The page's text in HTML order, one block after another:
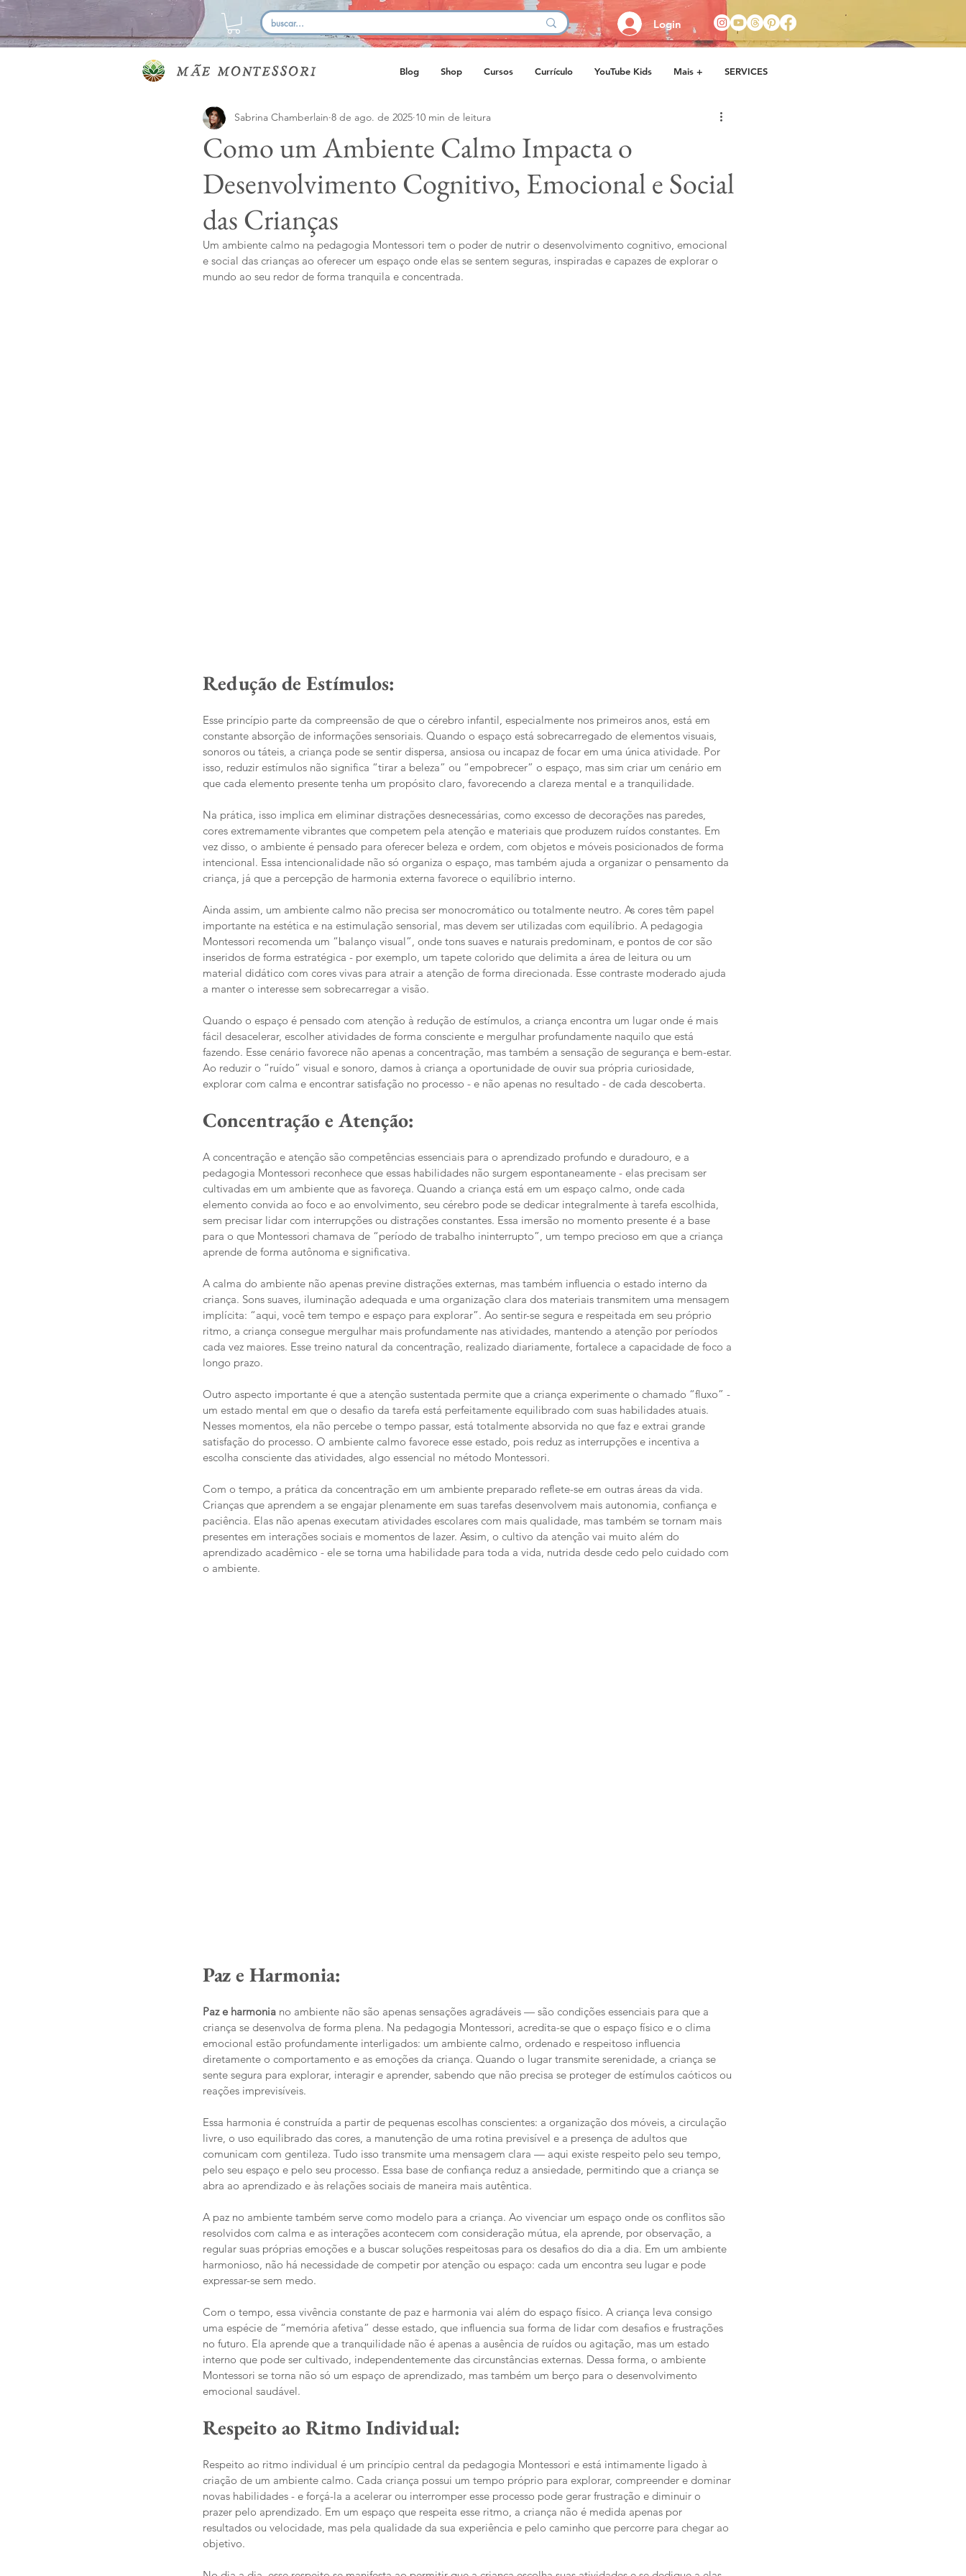
Login
Blog Shop Cursos Currículo YouTube Kids Mais + SERVICES
Como um Ambiente Calmo Impacta o
Desenvolvimento Cognitivo, Emocional e Social
das Crianças
Sabrina Chamberlain 8 de ago. de 2025 10 min de leitura
Um ambiente calmo na pedagogia Montessori tem o poder de nutrir o desenvolvimento cognitivo, emocional
e social das crianças ao oferecer um espaço onde elas se sentem seguras, inspiradas e capazes de explorar o
mundo ao seu redor de forma tranquila e concentrada.
Redução de Estímulos:
Esse princípio parte da compreensão de que o cérebro infantil, especialmente nos primeiros anos, está em
constante absorção de informações sensoriais. Quando o espaço está sobrecarregado de elementos visuais,
sonoros ou táteis, a criança pode se sentir dispersa, ansiosa ou incapaz de focar em uma única atividade. Por
isso, reduzir estímulos não significa “tirar a beleza” ou “empobrecer” o espaço, mas sim criar um cenário em
que cada elemento presente tenha um propósito claro, favorecendo a clareza mental e a tranquilidade.
Na prática, isso implica em eliminar distrações desnecessárias, como excesso de decorações nas paredes,
cores extremamente vibrantes que competem pela atenção e materiais que produzem ruídos constantes. Em
vez disso, o ambiente é pensado para oferecer beleza e ordem, com objetos e móveis posicionados de forma
intencional. Essa intencionalidade não só organiza o espaço, mas também ajuda a organizar o pensamento da
criança, já que a percepção de harmonia externa favorece o equilíbrio interno.
Ainda assim, um ambiente calmo não precisa ser monocromático ou totalmente neutro. As cores têm papel
importante na estética e na estimulação sensorial, mas devem ser utilizadas com equilíbrio. A pedagogia
Montessori recomenda um “balanço visual”, onde tons suaves e naturais predominam, e pontos de cor são
inseridos de forma estratégica - por exemplo, um tapete colorido que delimita a área de leitura ou um
material didático com cores vivas para atrair a atenção de forma direcionada. Esse contraste moderado ajuda
a manter o interesse sem sobrecarregar a visão.
Quando o espaço é pensado com atenção à redução de estímulos, a criança encontra um lugar onde é mais
fácil desacelerar, escolher atividades de forma consciente e mergulhar profundamente naquilo que está
fazendo. Esse cenário favorece não apenas a concentração, mas também a sensação de segurança e bem-estar.
Ao reduzir o “ruído” visual e sonoro, damos à criança a oportunidade de ouvir sua própria curiosidade,
explorar com calma e encontrar satisfação no processo - e não apenas no resultado - de cada descoberta.
Concentração e Atenção:
A concentração e atenção são competências essenciais para o aprendizado profundo e duradouro, e a
pedagogia Montessori reconhece que essas habilidades não surgem espontaneamente - elas precisam ser
cultivadas em um ambiente que as favoreça. Quando a criança está em um espaço calmo, onde cada
elemento convida ao foco e ao envolvimento, seu cérebro pode se dedicar integralmente à tarefa escolhida,
sem precisar lidar com interrupções ou distrações constantes. Essa imersão no momento presente é a base
para o que Montessori chamava de “período de trabalho ininterrupto”, um tempo precioso em que a criança
aprende de forma autônoma e significativa.
A calma do ambiente não apenas previne distrações externas, mas também influencia o estado interno da
criança. Sons suaves, iluminação adequada e uma organização clara dos materiais transmitem uma mensagem
implícita: “aqui, você tem tempo e espaço para explorar”. Ao sentir-se segura e respeitada em seu próprio
ritmo, a criança consegue mergulhar mais profundamente nas atividades, mantendo a atenção por períodos
cada vez maiores. Esse treino natural da concentração, realizado diariamente, fortalece a capacidade de foco a
longo prazo.
Outro aspecto importante é que a atenção sustentada permite que a criança experimente o chamado “fluxo” -
um estado mental em que o desafio da tarefa está perfeitamente equilibrado com suas habilidades atuais.
Nesses momentos, ela não percebe o tempo passar, está totalmente absorvida no que faz e extrai grande
satisfação do processo. O ambiente calmo favorece esse estado, pois reduz as interrupções e incentiva a
escolha consciente das atividades, algo essencial no método Montessori.
Com o tempo, a prática da concentração em um ambiente preparado reflete-se em outras áreas da vida.
Crianças que aprendem a se engajar plenamente em suas tarefas desenvolvem mais autonomia, confiança e
paciência. Elas não apenas executam atividades escolares com mais qualidade, mas também se tornam mais
presentes em interações sociais e momentos de lazer. Assim, o cultivo da atenção vai muito além do
aprendizado acadêmico - ele se torna uma habilidade para toda a vida, nutrida desde cedo pelo cuidado com
o ambiente.
Paz e Harmonia:
Paz e harmonia no ambiente não são apenas sensações agradáveis — são condições essenciais para que a
criança se desenvolva de forma plena. Na pedagogia Montessori, acredita-se que o espaço físico e o clima
emocional estão profundamente interligados: um ambiente calmo, ordenado e respeitoso influencia
diretamente o comportamento e as emoções da criança. Quando o lugar transmite serenidade, a criança se
sente segura para explorar, interagir e aprender, sabendo que não precisa se proteger de estímulos caóticos ou
reações imprevisíveis.
Essa harmonia é construída a partir de pequenas escolhas conscientes: a organização dos móveis, a circulação
livre, o uso equilibrado das cores, a manutenção de uma rotina previsível e a presença de adultos que
comunicam com gentileza. Tudo isso transmite uma mensagem clara — aqui existe respeito pelo seu tempo,
pelo seu espaço e pelo seu processo. Essa base de confiança reduz a ansiedade, permitindo que a criança se
abra ao aprendizado e às relações sociais de maneira mais autêntica.
A paz no ambiente também serve como modelo para a criança. Ao vivenciar um espaço onde os conflitos são
resolvidos com calma e as interações acontecem com consideração mútua, ela aprende, por observação, a
regular suas próprias emoções e a buscar soluções respeitosas para os desafios do dia a dia. Em um ambiente
harmonioso, não há necessidade de competir por atenção ou espaço: cada um encontra seu lugar e pode
expressar-se sem medo.
Com o tempo, essa vivência constante de paz e harmonia vai além do espaço físico. A criança leva consigo
uma espécie de “memória afetiva” desse estado, que influencia sua forma de lidar com desafios e frustrações
no futuro. Ela aprende que a tranquilidade não é apenas a ausência de ruídos ou agitação, mas um estado
interno que pode ser cultivado, independentemente das circunstâncias externas. Dessa forma, o ambiente
Montessori se torna não só um espaço de aprendizado, mas também um berço para o desenvolvimento
emocional saudável.
Respeito ao Ritmo Individual:
Respeito ao ritmo individual é um princípio central da pedagogia Montessori e está intimamente ligado à
criação de um ambiente calmo. Cada criança possui um tempo próprio para explorar, compreender e dominar
novas habilidades - e forçá-la a acelerar ou interromper esse processo pode gerar frustração e diminuir o
prazer pelo aprendizado. Em um espaço que respeita esse ritmo, a criança não é medida apenas por
resultados ou velocidade, mas pela qualidade da sua experiência e pelo caminho que percorre para chegar ao
objetivo.